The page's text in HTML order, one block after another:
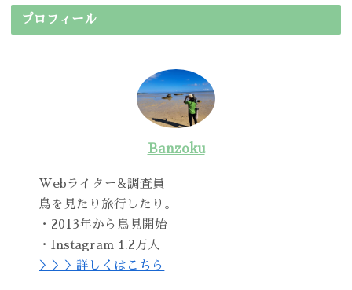
プロフィール
Banzoku
Webライター&調査員
鳥を見たり旅行したり。
・2013年から鳥見開始
・Instagram 1.2万人
＞＞＞詳しくはこちら